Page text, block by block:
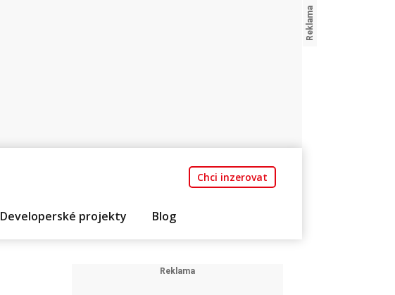
Chci inzerovat
Developerské projekty Blog